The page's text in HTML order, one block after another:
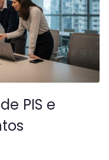
PIS e